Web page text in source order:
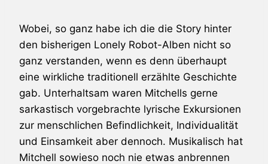
Wobei, so ganz habe ich die die Story hinter
den bisherigen Lonely Robot-Alben nicht so
ganz verstanden, wenn es denn überhaupt
eine wirkliche traditionell erzählte Geschichte
gab. Unterhaltsam waren Mitchells gerne
sarkastisch vorgebrachte lyrische Exkursionen
zur menschlichen Befindlichkeit, Individualität
und Einsamkeit aber dennoch. Musikalisch hat
Mitchell sowieso noch nie etwas anbrennen